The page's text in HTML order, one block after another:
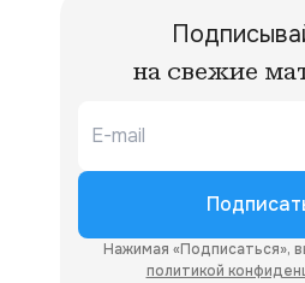
на свежие
Нажимая «Подписаться»,
политикой